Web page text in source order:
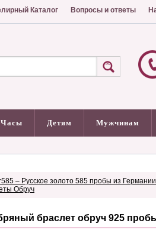
Каталог Вопросы и ответы
Часы Детям Мужчинам
– Русское золото 585 пробы из
Обруч
браслет обруч 925